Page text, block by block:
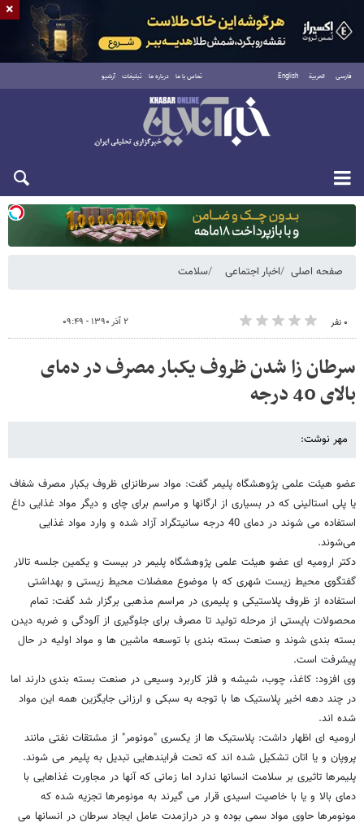
فارسی العربية English تماس با ما درباره ما تبلیغات آرشیو
یکشنبه ۱۸ مرداد ۱۴۰۵
صفحه اصلی اخبار اجتماعی سلامت
۰ نفر ۲ آذر ۱۳۹۰ - ۰۹:۴۹
سرطان زا شدن ظروف یکبار مصرف در دمای
بالای 40 درجه
مهر نوشت:
عضو هیئت علمی پژوهشگاه پلیمر گفت: مواد سرطانزای ظروف یکبار مصرف شفاف
یا پلی استالینی که در بسیاری از ارگانها و مراسم برای چای و دیگر مواد غذایی داغ
استفاده می شوند در دمای 40 درجه سانیتگراد آزاد شده و وارد مواد غذایی
می‌شوند.
دکتر ارومیه ای عضو هیئت علمی پژوهشگاه پلیمر در بیست و یکمین جلسه تالار
گفتگوی محیط زیست شهری که با موضوع معضلات محیط زیستی و بهداشتی
استفاده از ظروف پلاستیکی و پلیمری در مراسم مذهبی برگزار شد گفت: تمام
محصولات بایستی از مرحله تولید تا مصرف برای جلوگیری از آلودگی و ضربه دیدن
بسته بندی شوند و صنعت بسته بندی با توسعه ماشین ها و مواد اولیه در حال
پیشرفت است.
وی افزود: کاغذ، چوب، شیشه و فلز کاربرد وسیعی در صنعت بسته بندی دارند اما
در چند دهه اخیر پلاستیک ها با توجه به سبکی و ارزانی جایگزین همه این مواد
شده اند.
ارومیه ای اظهار داشت: پلاستیک ها از یکسری "مونومر" از مشتقات نفتی مانند
پروپان و یا اتان تشکیل شده اند که تحت فرایندهایی تبدیل به پلیمر می شوند.
پلیمرها تاثیری بر سلامت انسانها ندارد اما زمانی که آنها در مجاورت غذاهایی با
دمای بالا و یا با خاصیت اسیدی قرار می گیرند به مونومرها تجزیه شده که
مونومرها حاوی مواد سمی بوده و در درازمدت عامل ایجاد سرطان در انسانها می
×